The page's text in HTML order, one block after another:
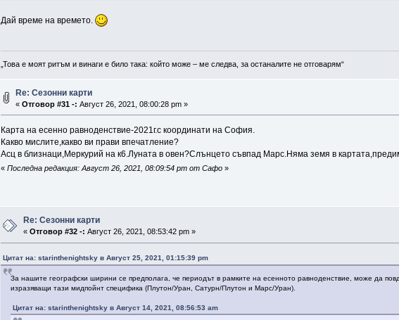
Дай време на времето.
„Това е моят ритъм и винаги е било така: който може – ме следва, за останалите не отговарям“
Re: Сезонни карти
«Отговор #31 -: Август 26, 2021, 08:00:28 pm »
Карта на есенно равноденствие-2021г.с координати на София.
Какво мислите,какво ви прави впечатление?
Асц в близнаци,Меркурий на к6.Луната в овен?Слънцето съвпад Марс.Няма земя в
« Последна редакция: Август 26, 2021, 08:09:54 pm от Сафо»
Re: Сезонни карти
«Отговор #32 -: Август 26, 2021, 08:53:42 pm »
Цитат на: starinthenightsky в Август 25, 2021, 01:15:39 pm
За нашите географски ширини се предполага, че периодът в рамките на есенното равноденствие, може да
изразяващи тази мидпойнт специфика (Плутон/Уран, Сатурн/Плутон и Марс/Уран).
Цитат на: starinthenightsky в Август 14, 2021, 08:56:53 am